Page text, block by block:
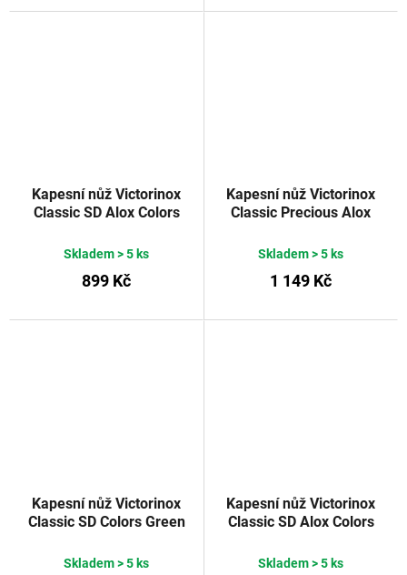
Kapesní nůž Victorinox
Classic SD Alox Colors
Skladem> 5 ks
899 Kč
Kapesní nůž Victorinox
Classic Precious Alox
Skladem> 5 ks
1 149 Kč
Kapesní nůž Victorinox
Classic SD Colors Green
Skladem> 5 ks
Kapesní nůž Victorinox
Classic SD Alox Colors
Skladem> 5 ks